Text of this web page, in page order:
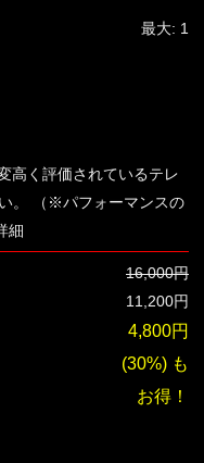
最大: 1
高く評価されているテレ
。 （※パフォーマンスの
細
16,000円
11,200円
4,800円
(30%) も
お得！